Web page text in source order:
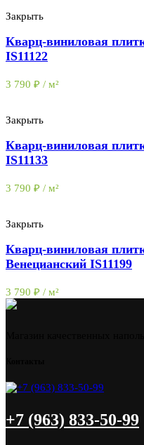
Закрыть
Кварц-виниловая
IS11122
3 790 ₽ / м²
Закрыть
Кварц-виниловая
IS11133
3 790 ₽ / м²
Закрыть
Кварц-виниловая
Венецианский IS11199
3 790 ₽ / м²
+7 (963) 833-50-99